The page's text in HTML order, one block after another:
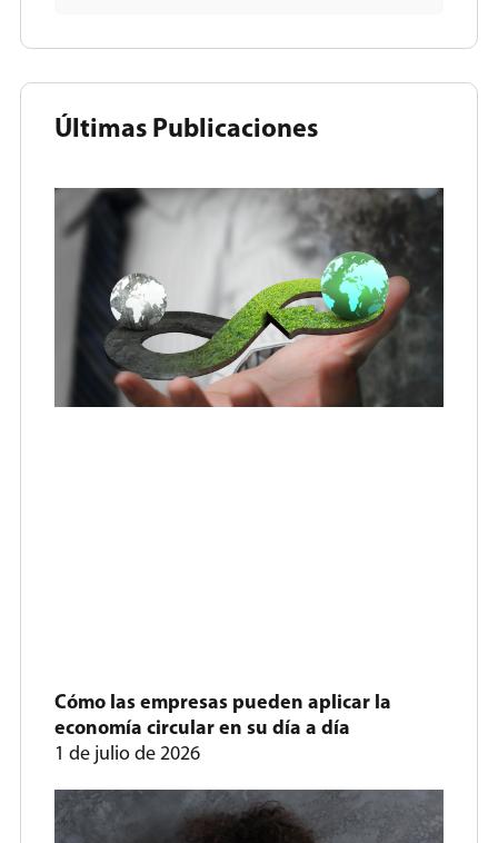
Últimas Publicaciones
Cómo las empresas pueden aplicar la
economía circular en su día a día
1 de julio de 2026